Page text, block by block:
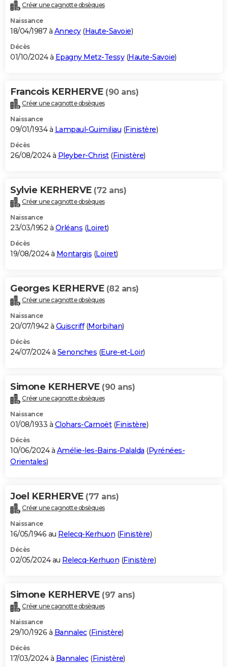
Créer une cagnotte obsèques
Naissance
18/04/1987 à Annecy(Haute-Savoie)
Décès
01/10/2024 à Epagny Metz-Tessy(Haute-Savoie)
Francois KERHERVE (90 ans)
Créer une cagnotte obsèques
Naissance
09/01/1934 à Lampaul-Guimiliau (Finistère)
Décès
26/08/2024 à Pleyber-Christ(Finistère)
Sylvie KERHERVE (72 ans)
Créer une cagnotte obsèques
Naissance
23/03/1952 à Orléans (Loiret)
Décès
19/08/2024 à Montargis (Loiret)
Georges KERHERVE (82 ans)
Créer une cagnotte obsèques
Naissance
20/07/1942 à Guiscriff(Morbihan)
Décès
24/07/2024 à Senonches (Eure-et-Loir)
Simone KERHERVE (90 ans)
Créer une cagnotte obsèques
Naissance
01/08/1933 à Clohars-Carnoët(Finistère)
Décès
10/06/2024 à Amélie-les-Bains-Palalda (Pyrénées-
Orientales)
Joel KERHERVE (77 ans)
Créer une cagnotte obsèques
Naissance
16/05/1946 au Relecq-Kerhuon (Finistère)
Décès
02/05/2024 au Relecq-Kerhuon (Finistère)
Simone KERHERVE (97 ans)
Créer une cagnotte obsèques
Naissance
29/10/1926 à Bannalec(Finistère)
Décès
17/03/2024 à Bannalec(Finistère)